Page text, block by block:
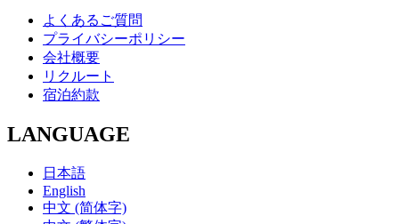
よくあるご質問
プライバシーポリシー
会社概要
リクルート
宿泊約款
LANGUAGE
日本語
English
中文 (简体字)